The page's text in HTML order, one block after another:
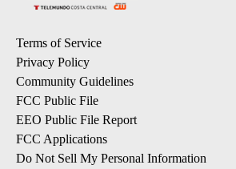
Terms of Service
Privacy Policy
Community Guidelines
FCC Public File
EEO Public File Report
FCC Applications
Do Not Sell My Personal Information